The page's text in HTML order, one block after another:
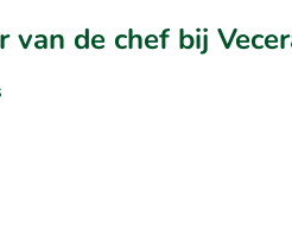
de chef bij